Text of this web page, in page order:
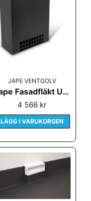
JAPE VENTGOLV
Jape Fasadfläkt UTV 100
4 566 kr
LÄGG I VARUKORGEN